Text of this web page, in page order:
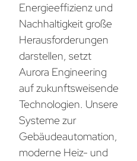
Energieeffizienz und
Nachhaltigkeit große
Herausforderungen
darstellen, setzt
Aurora Engineering
auf zukunftsweisende
Technologien. Unsere
Systeme zur
Gebäudeautomation,
moderne Heiz- und